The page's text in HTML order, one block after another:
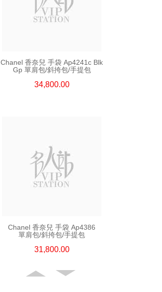
Chanel 香奈兒 手袋 Ap4241c Blk
Gp 單肩包/斜挎包/手提包
34,800.00
Chanel 香奈兒 手袋 Ap4386
單肩包/斜挎包/手提包
31,800.00